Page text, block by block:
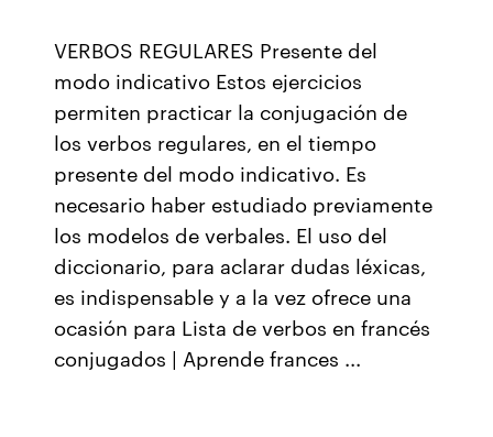
VERBOS REGULARES Presente del
modo indicativo Estos ejercicios
permiten practicar la conjugación de
los verbos regulares, en el tiempo
presente del modo indicativo. Es
necesario haber estudiado previamente
los modelos de verbales. El uso del
diccionario, para aclarar dudas léxicas,
es indispensable y a la vez ofrece una
ocasión para Lista de verbos en francés
conjugados | Aprende frances ...